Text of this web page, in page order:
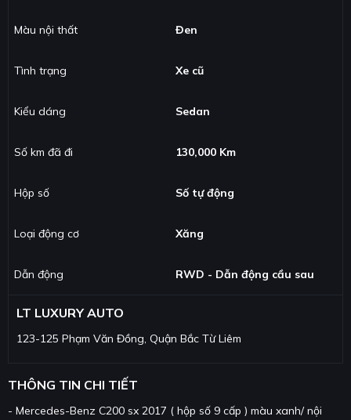
Màu nội thất Đen
Tình trạng Xe cũ
Kiểu dáng Sedan
Số km đã đi 130,000 Km
Hộp số Số tự động
Loại động cơ Xăng
Dẫn động RWD - Dẫn động cầu sau
LT LUXURY AUTO
123-125 Phạm Văn Đồng, Quận Bắc Từ Liêm
THÔNG TIN CHI TIẾT
- Mercedes-Benz C200 sx 2017 ( hộp số 9 cấp ) màu xanh/ nội